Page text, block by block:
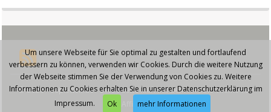
© 2026 - Capletten.de - Diese Seite läuft mit dem Affiliate Theme von
AffiliSeo
Um unsere Webseite für Sie optimal zu gestalten und fortlaufend
verbessern zu können, verwenden wir Cookies. Durch die weitere Nutzung
der Webseite stimmen Sie der Verwendung von Cookies zu. Weitere
Informationen zu Cookies erhalten Sie in unserer Datenschutzerklärung im
Impressum.
Ok mehr Informationen